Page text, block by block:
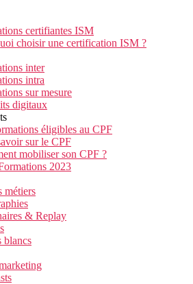
certifiantes ISM
choisir une certification ISM ?
inter
intra
sur mesure
digitaux
éligibles au CPF
sur le CPF
mobiliser son CPF ?
2023
métiers
& Replay
blancs